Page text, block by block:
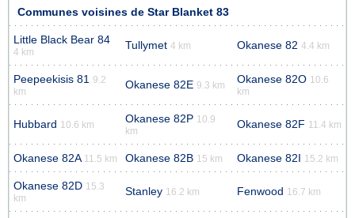
Communes voisines de Star Blanket 83
Little Black Bear 84
4 km
Tullymet 4 km Okanese 82 4.4 km
Peepeekisis 81
9.2
km
Okanese 82E 9.3 km Okanese 82O 10.6
km
Hubbard 10.6 km Okanese 82P 10.9
km
Okanese 82F 11.4 km
Okanese 82A 11.5 km Okanese 82B 15 km Okanese 82I 15.2 km
Okanese 82D 15.3
km
Stanley 16.2 km Fenwood 16.7 km